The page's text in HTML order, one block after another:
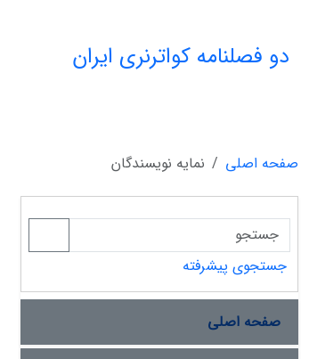
دو فصلنامه کواترنری ایران
صفحه اصلی نمایه نویسندگان
جستجوی پیشرفته
صفحه اصلی